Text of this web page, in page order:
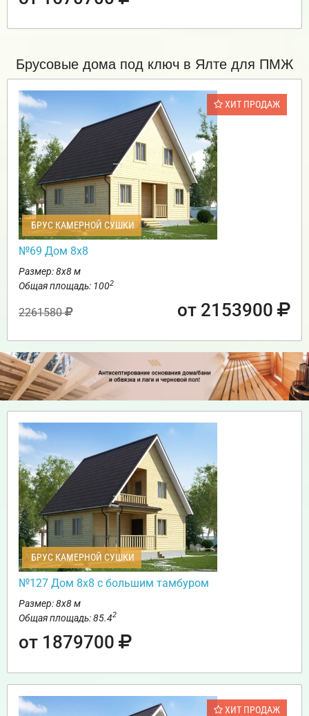
Брусовые дома под ключ в Ялте для ПМЖ
ХИТ ПРОДАЖ
БРУС КАМЕРНОЙ СУШКИ
№69 Дом 8х8
Размер: 8х8 м
Общая площадь: 1002
2261580 от 2153900
БРУС КАМЕРНОЙ СУШКИ
№127 Дом 8х8 с большим тамбуром
Размер: 8х8 м
Общая площадь: 85.42
от 1879700
ХИТ ПРОДАЖ